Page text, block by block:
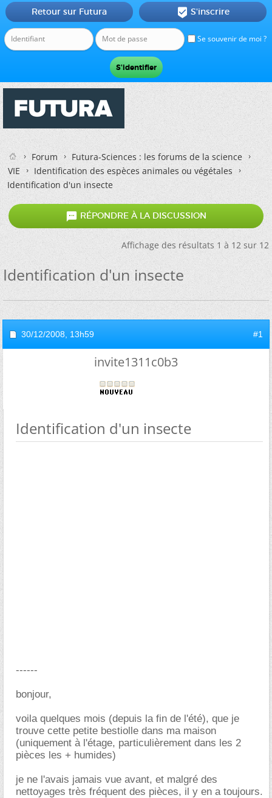
Se souvenir de moi ?
Retour sur Futura  S'inscrire
Forum
Futura-Sciences : les forums de la science
VIE
Identification des espèces animales ou végétales
Identification d'un insecte
 RÉPONDRE À LA DISCUSSION
Affichage des résultats 1 à 12 sur 12
Identification d'un insecte
30/12/2008, 13h59 #1
invite1311c0b3
Identification d'un insecte
------
bonjour,
voila quelques mois (depuis la fin de l'été), que je
trouve cette petite bestiolle dans ma maison
(uniquement à l'étage, particulièrement dans les 2
pièces les + humides)
je ne l'avais jamais vue avant, et malgré des
nettoyages très fréquent des pièces, il y en a toujours.